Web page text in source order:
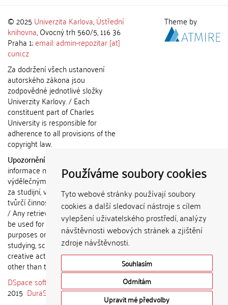
Používáme soubory cookies
Tyto webové stránky používají soubory
cookies a další sledovací nástroje s cílem
vylepšení uživatelského prostředí, analýzy
návštěvnosti webových stránek a zjištění
zdroje návštěvnosti.
Souhlasím
Odmítám
Upravit mé předvolby
© 2025 Univerzita Karlova,Ústřední
knihovna, Ovocný trh 560/5, 116 36
Praha 1;email: admin-repozitar [at]
cuni.cz
Za dodržení všech ustanovení
autorského zákona jsou
zodpovědné jednotlivé složky
Univerzity Karlovy. / Each
constituent part of Charles
University is responsible for
adherence to all provisions of the
copyright law.
Upozornění / Notice:
informace nemohou být použity k
výdělečným účelům nebo vydávány
za studijní, vědeckou nebo jinou
tvůrčí činnost jiné osoby než autora.
/ Any retrieved information shall not
be used for any commercial
purposes or claimed as results of
studying, scientific or any other
creative activities of any person
other than the author.
DSpace software
copyright © 2002-
2015 DuraSpace
Theme by